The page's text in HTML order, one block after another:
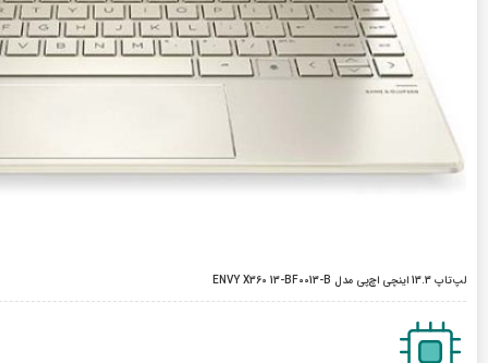
لپ‌تاپ 13.3 اینچی اچ‌پی مدل ENVY X360 13-BF0013-B